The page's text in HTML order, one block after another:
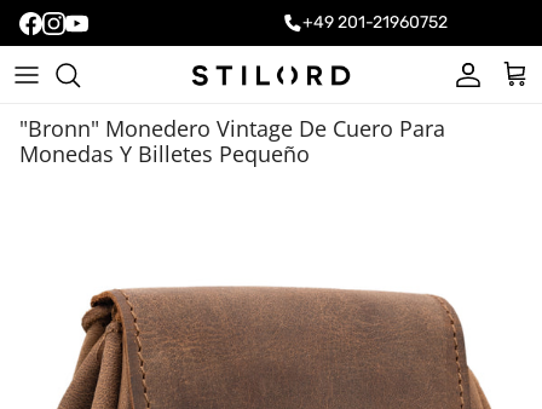
+49 201-21960752
Cuenta
"Bronn" Monedero Vintage De Cuero Para
Monedas Y Billetes Pequeño